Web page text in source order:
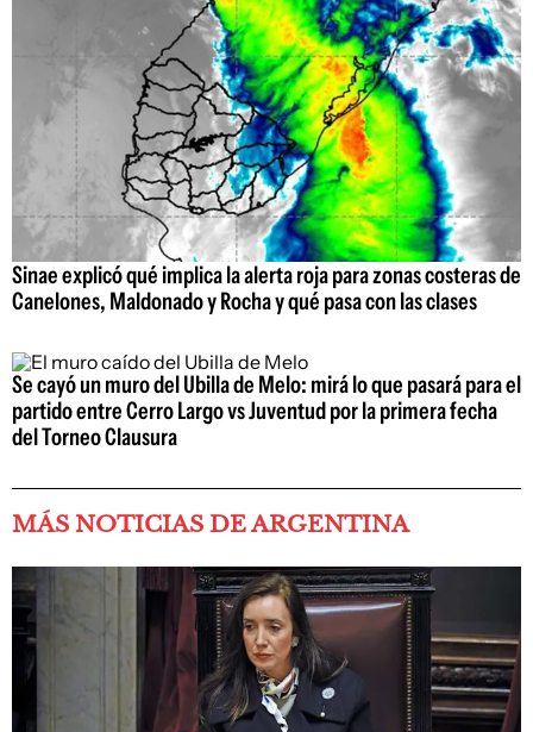
Sinae explicó qué implica la alerta roja para zonas costeras de
Canelones, Maldonado y Rocha y qué pasa con las clases
Se cayó un muro del Ubilla de Melo: mirá lo que pasará para el
partido entre Cerro Largo vs Juventud por la primera fecha
del Torneo Clausura
MÁS NOTICIAS DE ARGENTINA